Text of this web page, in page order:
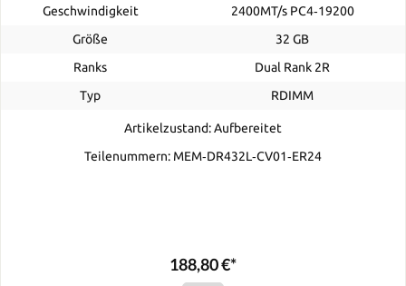
Geschwindigkeit
2400MT/s PC4‑19200
Größe
32 GB
Ranks
Dual Rank 2R
Typ
RDIMM
Artikelzustand: Aufbereitet
Teilenummern: MEM‐DR432L‐CV01‐ER24
188,80 €*